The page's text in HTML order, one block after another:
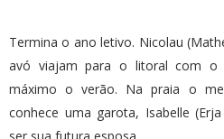
Termina o ano letivo. Nicolau
avó viajam para o litoral com o
máximo o verão. Na praia o
conhece uma garota, Isabelle
ser sua futura esposa.